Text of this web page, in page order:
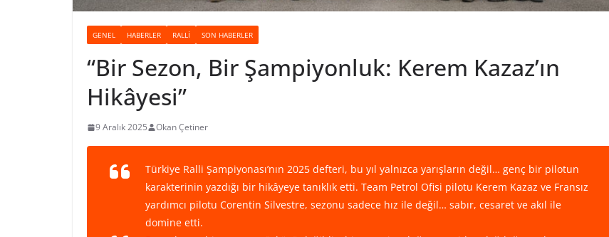
GENEL HABERLER RALLI SON HABERLER
“Bir Sezon, Bir Şampiyonluk: Kerem Kazaz’ın
Hikâyesi”
9 Aralık 2025 Okan Çetiner
Türkiye Ralli Şampiyonası’nın 2025 defteri, bu yıl yalnızca yarışların değil… genç bir pilotun
karakterinin yazdığı bir hikâyeye tanıklık etti. Team Petrol Ofisi pilotu Kerem Kazaz ve Fransız
yardımcı pilotu Corentin Silvestre, sezonu sadece hız ile değil… sabır, cesaret ve akıl ile
domine etti.